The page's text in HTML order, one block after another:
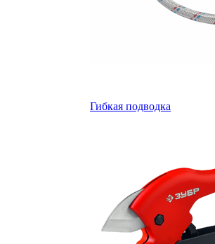
Гибкая подводка